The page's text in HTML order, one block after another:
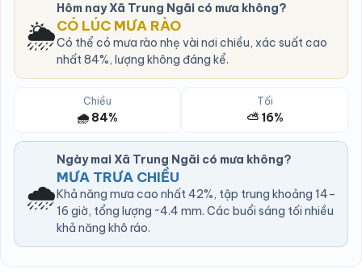
🌦️
Hôm nay Xã Trung Ngãi có mưa không?
CÓ LÚC MƯA RÀO
Có thể có mưa rào nhẹ vài nơi chiều, xác suất cao
nhất 84%, lượng không đáng kể.
Chiều
🌧️ 84%
Tối
⛅ 16%
🌧️
Ngày mai Xã Trung Ngãi có mưa không?
MƯA TRƯA CHIỀU
Khả năng mưa cao nhất 42%, tập trung khoảng 14–
16 giờ, tổng lượng ~4.4 mm. Các buổi sáng tối nhiều
khả năng khô ráo.